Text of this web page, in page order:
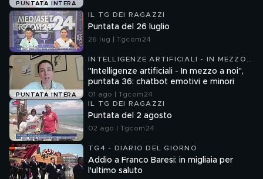
PUNTATA INTERA
IL TG DEI RAGAZZI
Puntata del 26 luglio
26 lug | Tgcom24
PUNTATA INTERA
INTELLIGENZE ARTIFICIALI - IN MEZZO
A NOI
"Intelligenze artificiali - In mezzo a noi",
puntata 36: chatbot emotivi e minori
01 ago | Tgcom24
IL TG DEI RAGAZZI
Puntata del 2 agosto
02 ago | Tgcom24
TG4 - DIARIO DEL GIORNO
Addio a Franco Baresi: in migliaia per
l'ultimo saluto